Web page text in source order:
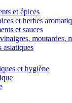
et épices
et herbes
et sauces
moutardes,
asiatiques
et hygiène